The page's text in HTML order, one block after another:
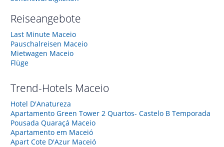
Reiseangebote
Last Minute Maceio
Pauschalreisen Maceio
Mietwagen Maceio
Flüge
Trend-Hotels Maceio
Hotel D'Anatureza
Apartamento Green Tower 2 Quartos- Castelo B Temporada
Pousada Quaraçá Maceio
Apartamento em Maceió
Apart Cote D'Azur Maceió